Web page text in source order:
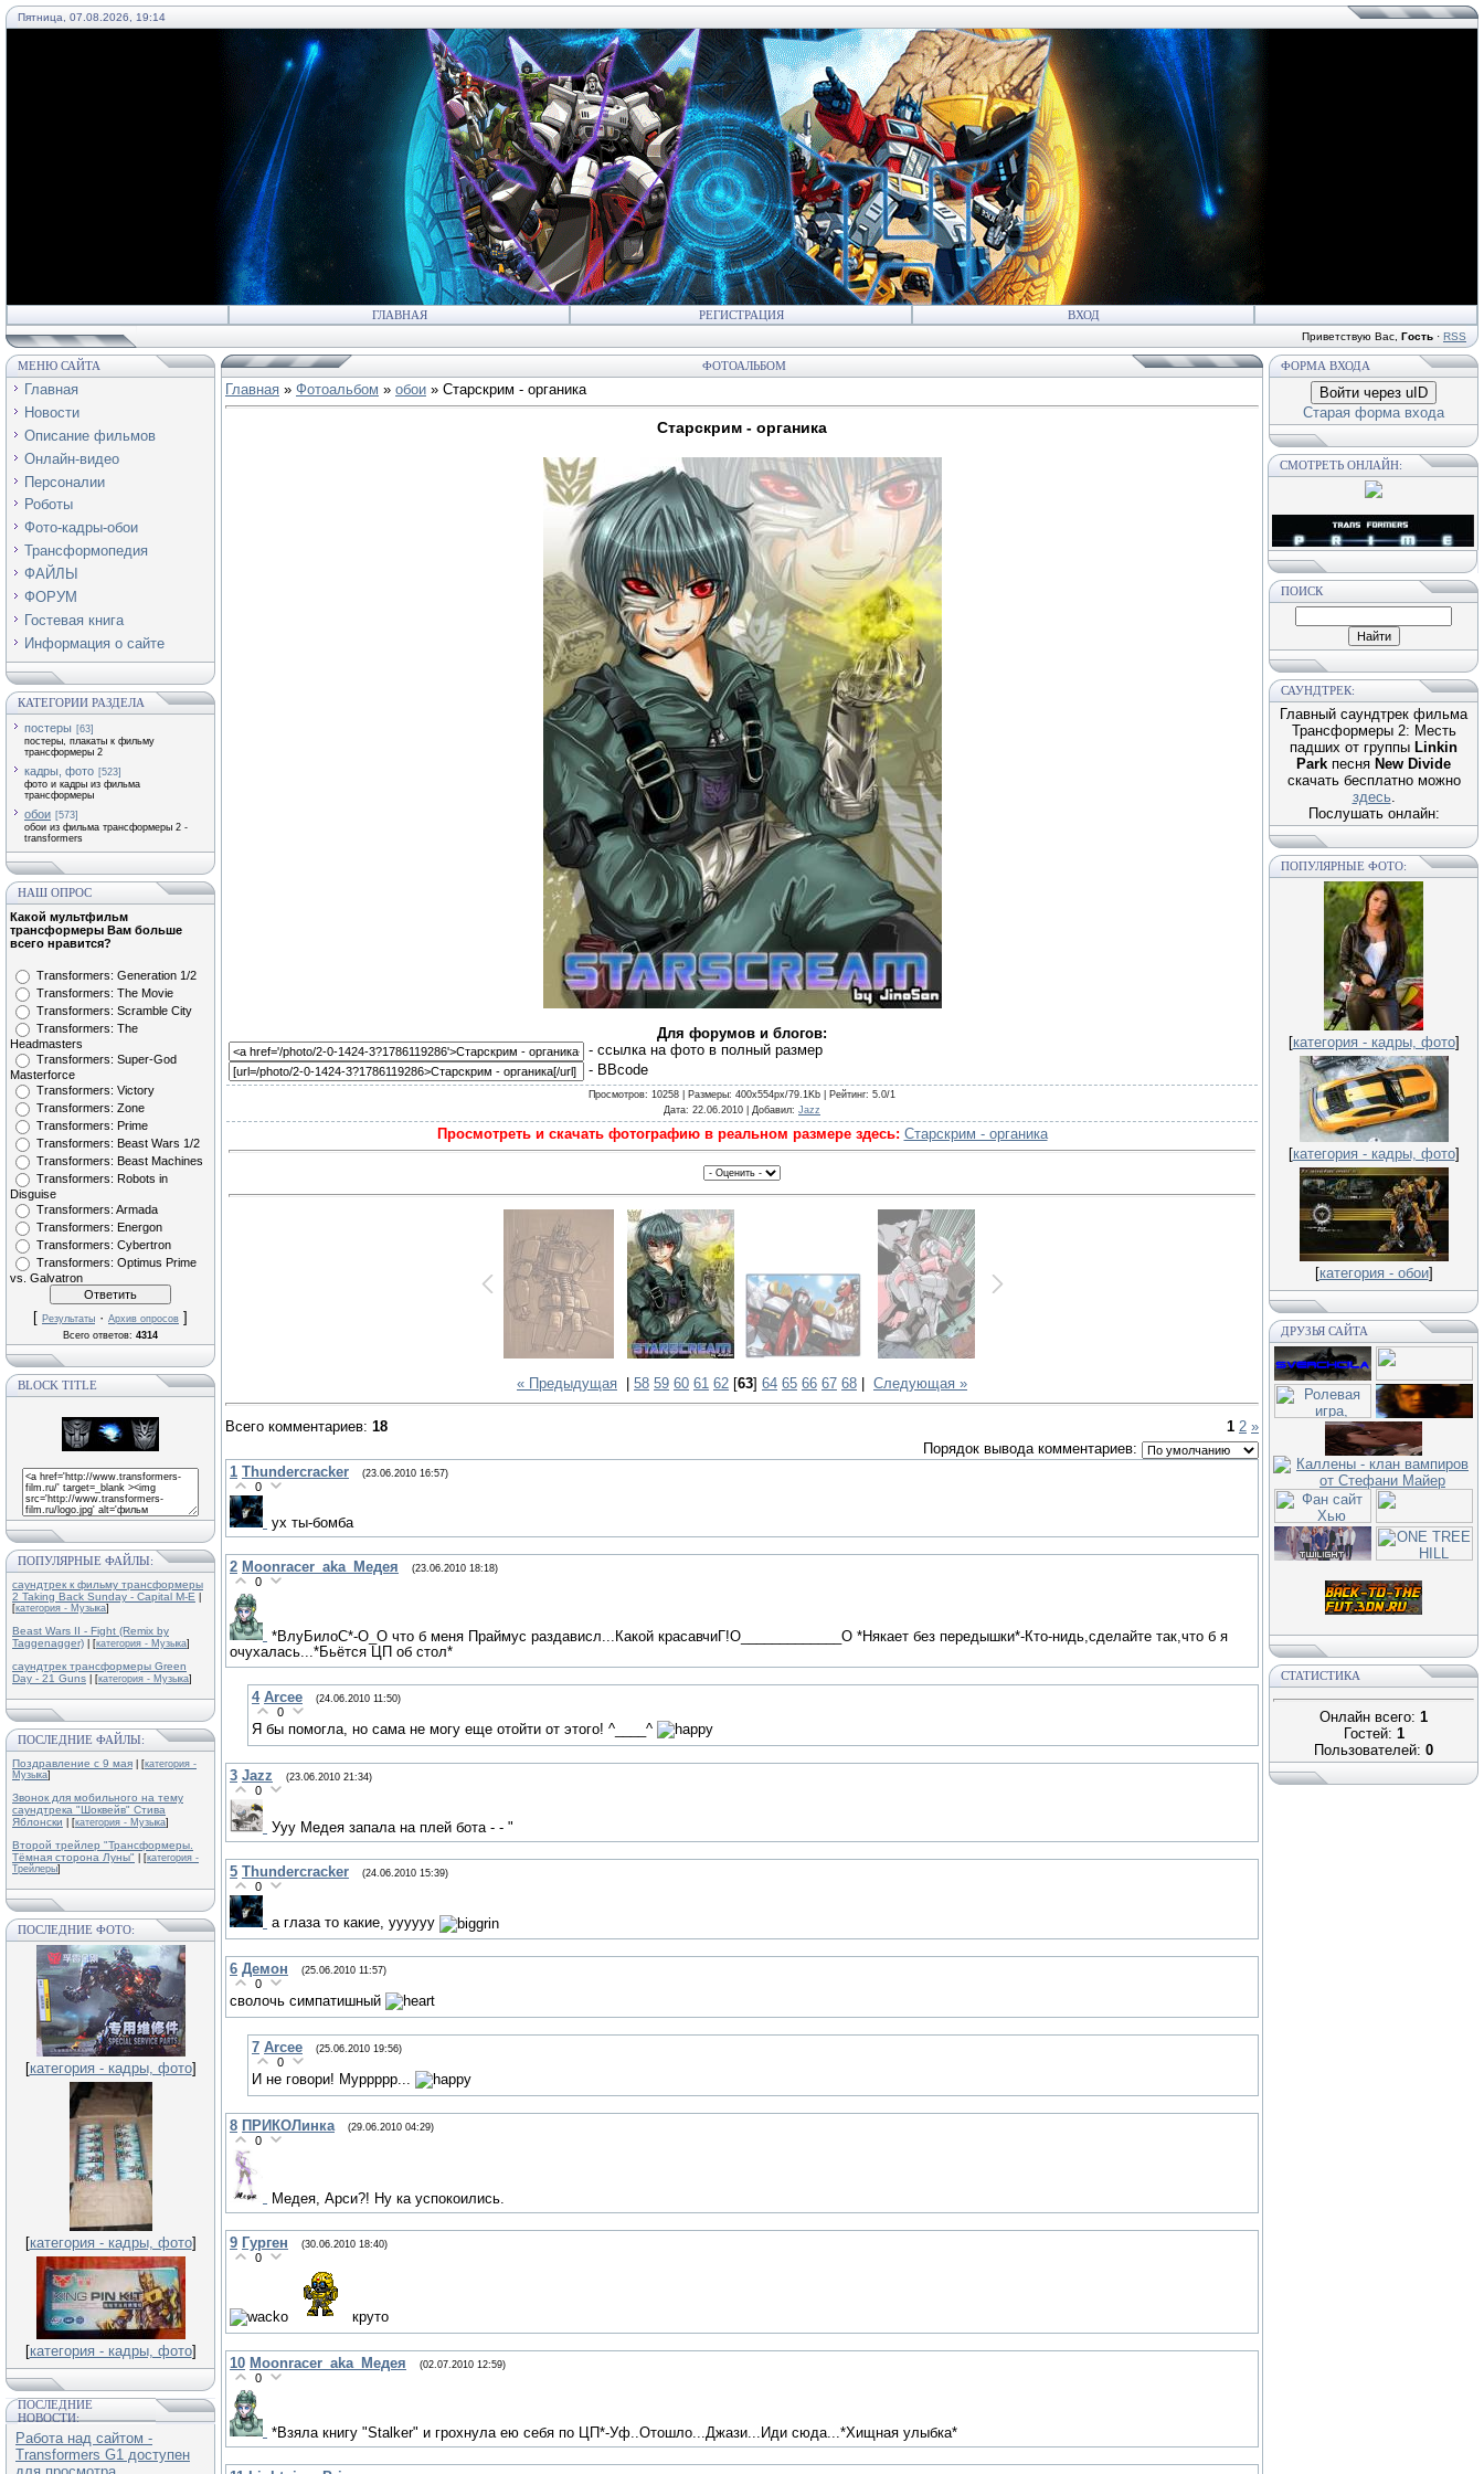
Пятница, 07.08.2026, 19:14
ГЛАВНАЯ РЕГИСТРАЦИЯ ВХОД
Приветствую Вас Гость · RSS
МЕНЮ САЙТА
Главная
Новости
Описание фильмов
Онлайн-видео
Персоналии
Роботы
Фото-кадры-обои
Трансформопедия
ФАЙЛЫ
ФОРУМ
Гостевая книга
Информация о сайте
КАТЕГОРИИ РАЗДЕЛА
постеры [63]
постеры, плакаты к фильму
трансформеры 2
кадры, фото [523]
фото и кадры из фильма
трансформеры
обои [573]
обои из фильма трансформеры 2 -
transformers
НАШ ОПРОС
Какой мультфильм
трансформеры Вам больше
всего нравится?
Transformers: Generation 1/2
Transformers: The Movie
Transformers: Scramble City
Transformers: The
Headmasters
Transformers: Super-God
Masterforce
Transformers: Victory
Transformers: Zone
Transformers: Prime
Transformers: Beast Wars 1/2
Transformers: Beast Machines
Transformers: Robots in
Disguise
Transformers: Armada
Transformers: Energon
Transformers: Cybertron
Transformers: Optimus Prime
vs. Galvatron
[ Результаты · Архив опросов ]
Всего ответов: 4314
BLOCK TITLE
ПОПУЛЯРНЫЕ ФАЙЛЫ:
саундтрек к фильму трансформеры
2 Taking Back Sunday - Capital M-E
[категория - Музыка]
Beast Wars II - Fight (Remix by
Taggenagger)
| [категория - Музыка]
саундтрек трансформеры Green
Day - 21 Guns
| [категория - Музыка]
ПОСЛЕДНИЕ ФАЙЛЫ:
Поздравление с 9 мая | [категория -
Музыка]
Звонок для мобильного на тему
саундтрека "Шоквейв" Стива
Яблонски
| [категория - Музыка]
Второй трейлер "Трансформеры.
Тёмная сторона Луны"
| [категория -
Трейлеры]
ПОСЛЕДНИЕ ФОТО:
[категория - кадры, фото]
[категория - кадры, фото]
[категория - кадры, фото]
ПОСЛЕДНИЕ
НОВОСТИ:
Работа над сайтом -
Transformers G1 доступен
ФОТОАЛЬБОМ
Главная » Фотоальбом » обои » Старскрим - органика
Старскрим - органика
Для форумов и блогов:
- cсылка на фото в полный размер
- BBcode
Просмотров: 10258 | Размеры: 400x554px/79.1Kb | Рейтинг: 5.0/1
Дата: 22.06.2010 | Добавил: Jazz
Просмотреть и скачать фотографию в реальном размере здесь: Старскрим - органика
« Предыдущая 58 59 60 61 62 [63] 64 65 66 67 68 Следующая »
Всего комментариев: 18 1 2 »
Порядок вывода комментариев:
1 Thundercracker (23.06.2010 16:57)
0
ух ты-бомба
2 Moonracer_aka_Медея (23.06.2010 18:18)
0
*ВлуБилоС*-О_О что б меня Праймус раздависл...Какой красавчиГ!О_____________О *Някает без передышки*-Кто-нидь,сделайте так,что б я
очухалась...*Бьётся ЦП об стол*
4 Arcee (24.06.2010 11:50)
0
Я бы помогла, но сама не могу еще отойти от этого! ^____^
3 Jazz (23.06.2010 21:34)
0
Ууу Медея запала на плей бота - - "
5 Thundercracker (24.06.2010 15:39)
0
а глаза то какие, уууууу
6 Демон (25.06.2010 11:57)
0
сволочь симпатишный
7 Arcee (25.06.2010 19:56)
0
И не говори! Муррррр...
8 ПРИКОЛинка (29.06.2010 04:29)
0
Медея, Арси?! Ну ка успокоились.
9 Гурген (30.06.2010 18:40)
0
круто
10 Moonracer_aka_Медея (02.07.2010 12:59)
0
*Взяла книгу "Stalker" и грохнула ею себя по ЦП*-Уф..Отошло...Джази...Иди сюда...*Хищная улыбка*
ФОРМА ВХОДА
Войти через uID
Старая форма входа
СМОТРЕТЬ ОНЛАЙН:
ПОИСК
САУНДТРЕК:
Главный саундтрек фильма
Трансформеры 2: Месть
падших от группы Linkin
Park песня New Divide
скачать бесплатно можно
здесь.
Послушать онлайн:
ПОПУЛЯРНЫЕ ФОТО:
[категория - кадры, фото]
[категория - кадры, фото]
[категория - обои]
ДРУЗЬЯ САЙТА
СТАТИСТИКА
Онлайн всего: 1
Гостей: 1
Пользователей: 0